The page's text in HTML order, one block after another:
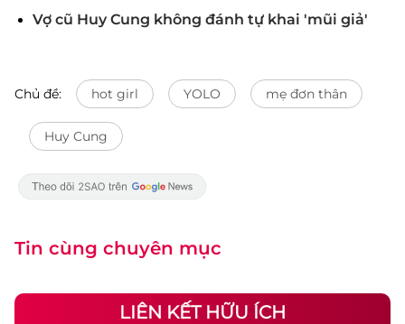
Vợ cũ Huy Cung không đánh tự khai 'mũi giả'
Chủ đề: hot girl YOLO mẹ đơn thân
Huy Cung
Tin cùng chuyên mục
LIÊN KẾT HỮU ÍCH